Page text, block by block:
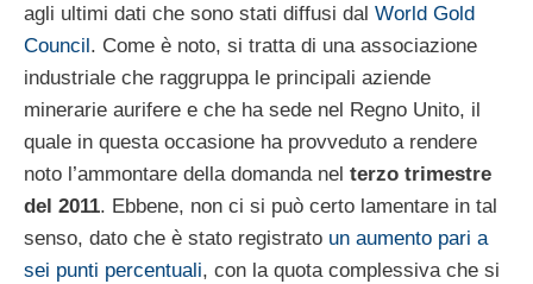
agli ultimi dati che sono stati diffusi dal World Gold
Council. Come è noto, si tratta di una associazione
industriale che raggruppa le principali aziende
minerarie aurifere e che ha sede nel Regno Unito, il
quale in questa occasione ha provveduto a rendere
noto l’ammontare della domanda nel terzo trimestre
del 2011. Ebbene, non ci si può certo lamentare in tal
senso, dato che è stato registrato un aumento pari a
sei punti percentuali, con la quota complessiva che si